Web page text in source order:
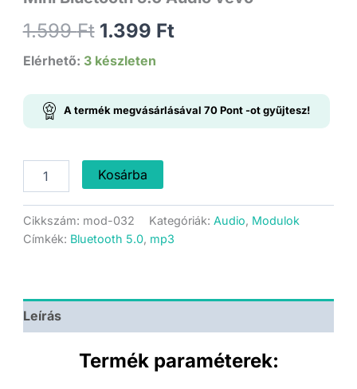
1.599Ft Original
price
was:
1.599 Ft.
1.399 FtCurrent
is:
1.399 Ft.
Elérhető: 3 készleten
A termék megvásárlásával 70Pont-ot gyűjtesz!
Bluetooth
Audio
mennyiség
Kosárba
Cikkszám: mod-032 Kategóriák: Audio, Modulok
Címkék: Bluetooth 5.0, mp3
Leírás
Termék paraméterek: